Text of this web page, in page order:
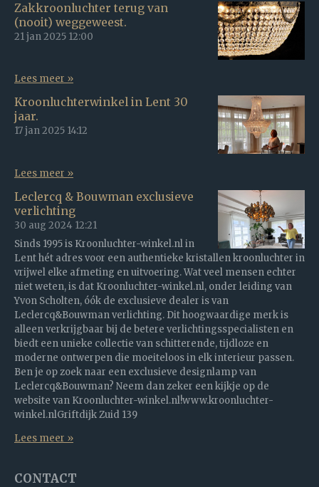
Zakkroonluchter terug van
(nooit) weggeweest.
21 jan 2025 12:00
Lees meer »
Kroonluchterwinkel in Lent 30
jaar.
17 jan 2025 14:12
Lees meer »
Leclercq & Bouwman exclusieve
verlichting
30 aug 2024 12:21
Sinds 1995 is Kroonluchter-winkel.nl in
Lent hét adres voor een authentieke kristallen kroonluchter in
vrijwel elke afmeting en uitvoering. Wat veel mensen echter
niet weten, is dat Kroonluchter-winkel.nl, onder leiding van
Yvon Scholten, óók de exclusieve dealer is van
Leclercq&Bouwman verlichting. Dit hoogwaardige merk is
alleen verkrijgbaar bij de betere verlichtingsspecialisten en
biedt een unieke collectie van schitterende, tijdloze en
moderne ontwerpen die moeiteloos in elk interieur passen.
Ben je op zoek naar een exclusieve designlamp van
Leclercq&Bouwman? Neem dan zeker een kijkje op de
website van Kroonluchter-winkel.nl!www.kroonluchter-
winkel.nlGriftdijk Zuid 139
Lees meer »
CONTACT